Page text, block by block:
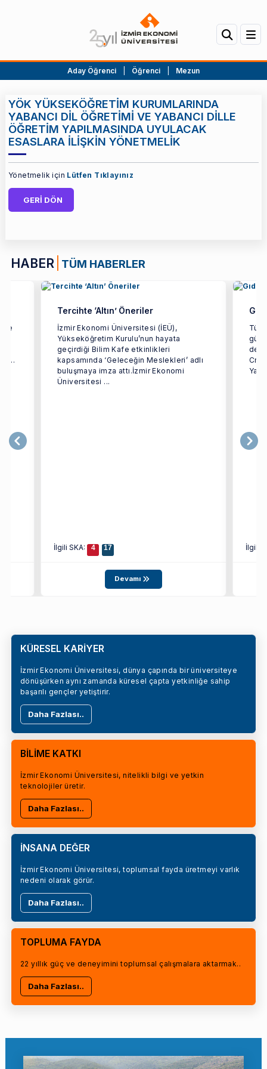
Aday Öğrenci Öğrenci Mezun
YÖK YÜKSEKÖĞRETİM KURUMLARINDA
YABANCI DİL ÖĞRETİMİ VE YABANCI DİLLE
ÖĞRETİM YAPILMASINDA UYULACAK
ESASLARA İLİŞKİN YÖNETMELİK
Yönetmelik için Lütfen Tıklayınız
GERİ DÖN
HABER TÜM HABERLER
...
Tercihte ‘Altın’ Öneriler
İzmir Ekonomi Üniversitesi (İEÜ),
Yükseköğretim Kurulu’nun hayata
geçirdiği Bilim Kafe etkinlikleri
kapsamında ‘Geleceğin Meslekleri’ adlı
buluşmaya imza attı.İzmir Ekonomi
Üniversitesi ...
İlgili SKA: 4 17
Devamı
İlgili
KÜRESEL KARİYER
İzmir Ekonomi Üniversitesi, dünya çapında bir üniversiteye
dönüşürken aynı zamanda küresel çapta yetkinliğe sahip
başarılı gençler yetiştirir.
Daha Fazlası..
BİLİME KATKI
İzmir Ekonomi Üniversitesi, nitelikli bilgi ve yetkin
teknolojiler üretir.
Daha Fazlası..
İNSANA DEĞER
İzmir Ekonomi Üniversitesi, toplumsal fayda üretmeyi varlık
nedeni olarak görür.
Daha Fazlası..
TOPLUMA FAYDA
22 yıllık güç ve deneyimini toplumsal çalışmalara aktarmak..
Daha Fazlası..